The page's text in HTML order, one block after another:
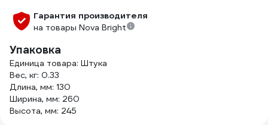
Гарантия производителя
на товары Nova Bright
Упаковка
Единица товара: Штука
Вес, кг: 0.33
Длина, мм: 130
Ширина, мм: 260
Высота, мм: 245